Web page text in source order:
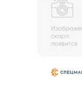
3D тур по
3D тур по складам
sksale@skdst.ru